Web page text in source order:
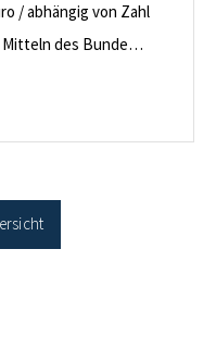
/ abhängig von Zahl
des Bundes
Prozent effektiv bei
zu energetischer
[…]